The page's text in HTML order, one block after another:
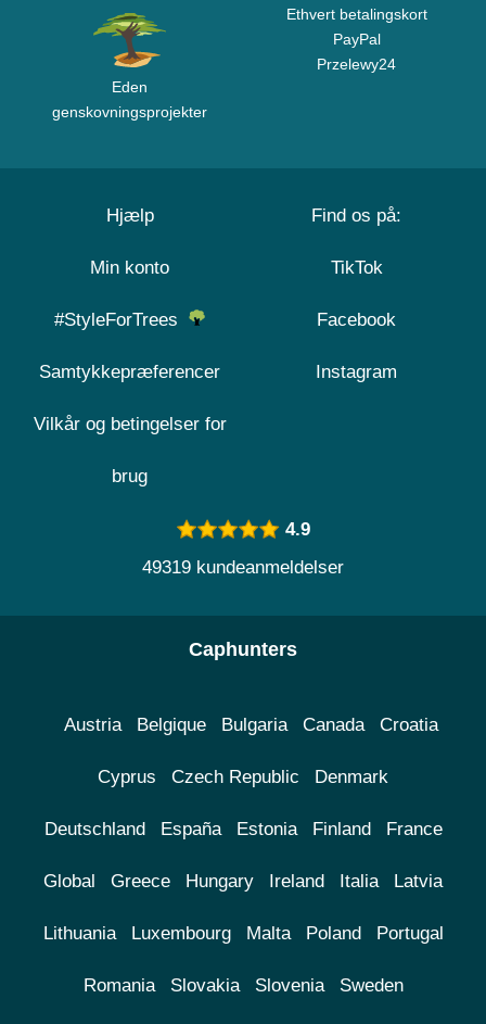
Eden
genskovningsprojekter
Ethvert betalingskort
PayPal
Przelewy24
Hjælp
Min konto
#StyleForTrees
Samtykkepræferencer
Vilkår og betingelser for
brug
Find os på:
TikTok
Facebook
Instagram
4.9
49319 kundeanmeldelser
Caphunters
Austria Belgique Bulgaria Canada Croatia
Cyprus Czech Republic Denmark
Deutschland España Estonia Finland France
Global Greece Hungary Ireland Italia Latvia
Lithuania Luxembourg Malta Poland Portugal
Romania Slovakia Slovenia Sweden